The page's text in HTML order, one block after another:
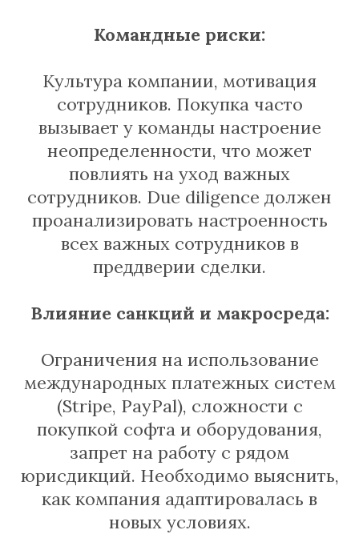
Командные риски:
Культура компании, мотивация
сотрудников. Покупка часто
вызывает у команды настроение
неопределенности, что может
повлиять на уход важных
сотрудников. Due diligence должен
проанализировать настроенность
всех важных сотрудников в
преддверии сделки.
Влияние санкций и макросреда:
Ограничения на использование
международных платежных систем
(Stripe, PayPal), сложности с
покупкой софта и оборудования,
запрет на работу с рядом
юрисдикций. Необходимо выяснить,
как компания адаптировалась в
новых условиях.